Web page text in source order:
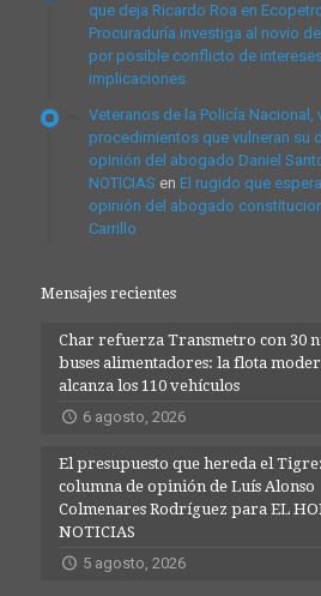
que deja Ricardo Roa en
Procuraduría investiga al novio
por posible conflicto de
implicaciones
Veteranos de la Policía Nacional,
procedimientos que vulneran su
opinión del abogado Daniel
NOTICIAS en El rugido que
opinión del abogado
Carrillo
Mensajes recientes
Char refuerza Transmetro con 30
buses alimentadores: la flota
alcanza los 110 vehículos
6 agosto, 2026
El presupuesto que hereda el Tigre:
columna de opinión de Luís Alonso
Colmenares Rodríguez para EL
NOTICIAS
5 agosto, 2026